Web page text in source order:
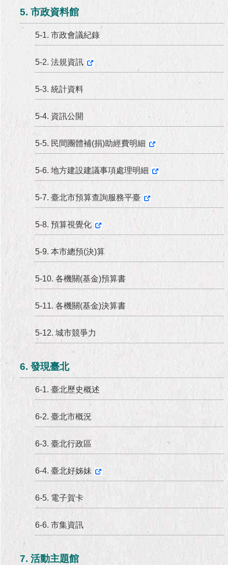
5. 市政資料館
5-1. 市政會議紀錄
5-2. 法規資訊
5-3. 統計資料
5-4. 資訊公開
5-5. 民間團體補(捐)助經費明細
5-6. 地方建設建議事項處理明細
5-7. 臺北市預算查詢服務平臺
5-8. 預算視覺化
5-9. 本市總預(決)算
5-10. 各機關(基金)預算書
5-11. 各機關(基金)決算書
5-12. 城市競爭力
6. 發現臺北
6-1. 臺北歷史概述
6-2. 臺北市概況
6-3. 臺北行政區
6-4. 臺北好姊妹
6-5. 電子賀卡
6-6. 市集資訊
7. 活動主題館